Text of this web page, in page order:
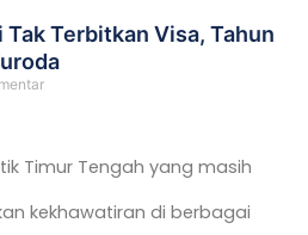
Tak Terbitkan Visa, Tahun
Timur Tengah yang masih
kekhawatiran di berbagai